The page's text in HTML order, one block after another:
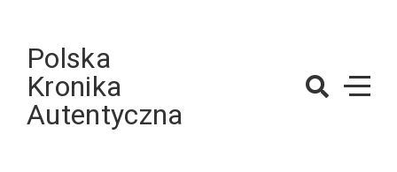
contentPolska
Kronika
Autentyczna